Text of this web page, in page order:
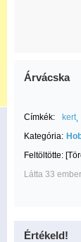
Árvácska
Címkék: kert
Kategória:
Feltöltötte:
Látta 33
Értékeld!